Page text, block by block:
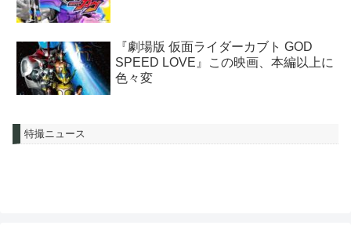
『劇場版 仮面ライダーカブト GOD
SPEED LOVE』この映画、本編以上に
色々変
特撮ニュース